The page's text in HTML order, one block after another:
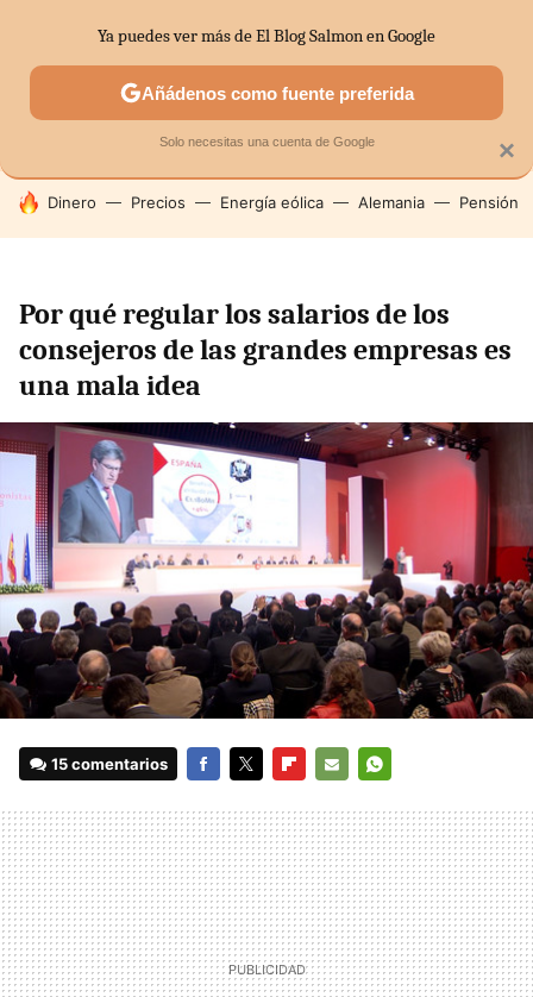
SECTORES ECONOMÍA DOMÉSTICA MERCADOS
HOY SE HABLA DE
Dinero Precios Energía eólica Alemania Pensión
Por qué regular los salarios de los
consejeros de las grandes empresas es
una mala idea
15 comentarios
MAIL
×
Ya puedes ver más de El Blog Salmon en Google
Añádenos como fuente preferida
Solo necesitas una cuenta de Google